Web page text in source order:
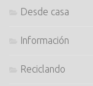
Desde casa
Información
Reciclando